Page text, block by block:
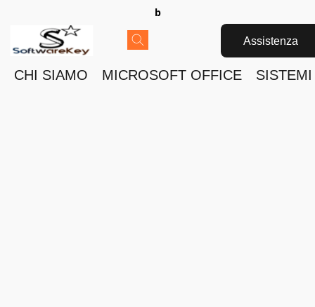
b
Assistenza
CHI SIAMO MICROSOFT OFFICE